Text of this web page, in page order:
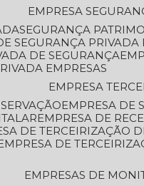
EMPRESA
SEGURANÇA
SEGURANÇA PRIVADA
DE SEGURANÇA
EMPRESAS
EMPRESA
EMPRESA DE
EMPRESA DE
DE TERCEIRIZAÇÃO
EMPRESA DE
EMPRESAS DE